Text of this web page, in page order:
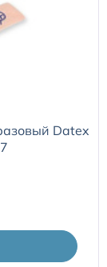
Datex